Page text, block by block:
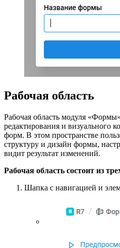
Рабочая область
Рабочая область модуля
редактирования и визуального
форм. В этом пространстве
структуру и дизайн формы,
видит результат изменений.
Рабочая область состоит из
Шапка с навигацией и